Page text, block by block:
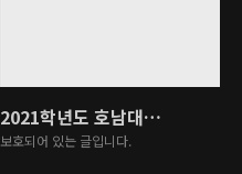
2021학년도 호남대학교 기초학력진단(언어,외국어,수리) 자료
보호되어 있는 글입니다.